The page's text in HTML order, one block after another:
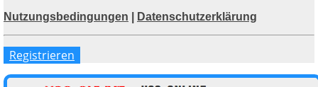
Nutzungsbedingungen
Datenschutzerklärung
Registrieren